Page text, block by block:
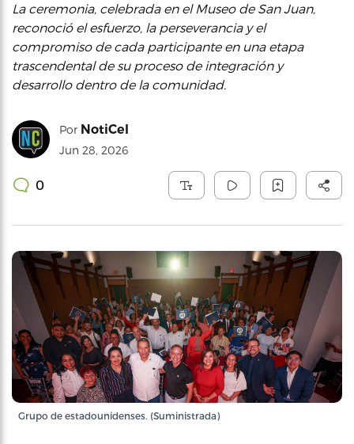
La ceremonia, celebrada en el Museo de San Juan,
reconoció el esfuerzo, la perseverancia y el
compromiso de cada participante en una etapa
trascendental de su proceso de integración y
desarrollo dentro de la comunidad.
Por NotiCel
Jun 28, 2026
0
Grupo de estadounidenses. (Suministrada)